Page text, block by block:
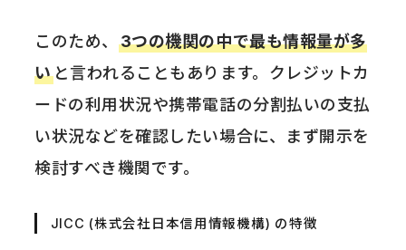
このため、 3つの機関の中で最も情報量が多
いと言われることもあります。クレジットカ
ードの利用状況や携帯電話の分割払いの支払
い状況などを確認したい場合に、まず開示を
検討すべき機関です。
JICC (株式会社日本信用情報機構) の特徴